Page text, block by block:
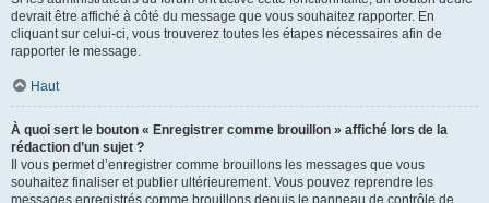
devrait être affiché à côté du message que vous souhaitez rapporter. En
cliquant sur celui-ci, vous trouverez toutes les étapes nécessaires afin de
rapporter le message.
Haut
À quoi sert le bouton « Enregistrer comme brouillon » affiché lors de la
rédaction d’un sujet ?
Il vous permet d’enregistrer comme brouillons les messages que vous
souhaitez finaliser et publier ultérieurement. Vous pouvez reprendre les
messages enregistrés comme brouillons depuis le panneau de contrôle de